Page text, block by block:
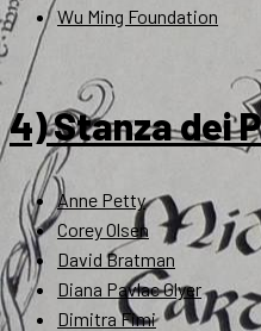
Wu Ming Foundation
4) Stanza dei
Anne Petty
Corey Olsen
David Bratman
Diana Pavlac Glyer
Dimitra Fimi